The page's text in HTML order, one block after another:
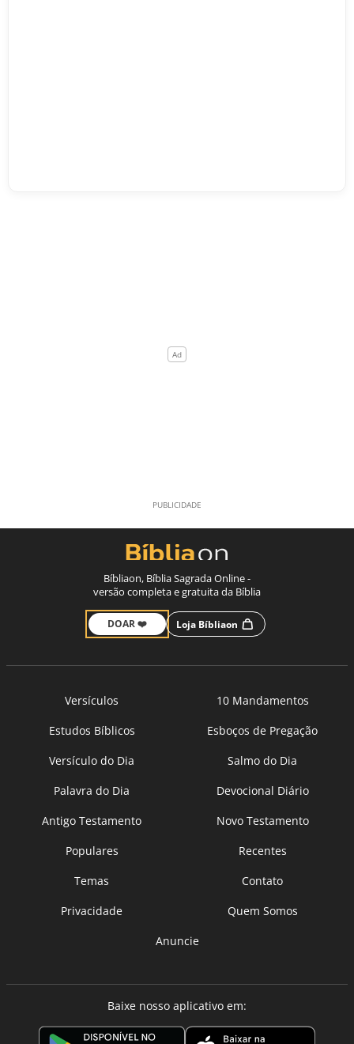
Bíbliaon, Bíblia Sagrada Online -
versão completa e gratuita da Bíblia
DOAR ❤️ Loja Bíbliaon
Versículos
10 Mandamentos
Estudos Bíblicos
Esboços de Pregação
Versículo do Dia
Salmo do Dia
Palavra do Dia
Devocional Diário
Antigo Testamento
Novo Testamento
Populares
Recentes
Temas
Contato
Privacidade
Quem Somos
Anuncie
Baixe nosso aplicativo em: